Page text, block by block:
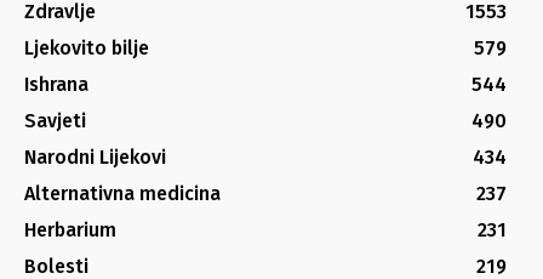
Zdravlje
1553
Ljekovito bilje
579
Ishrana
544
Savjeti
490
Narodni Lijekovi
434
Alternativna medicina
237
Herbarium
231
Bolesti
219